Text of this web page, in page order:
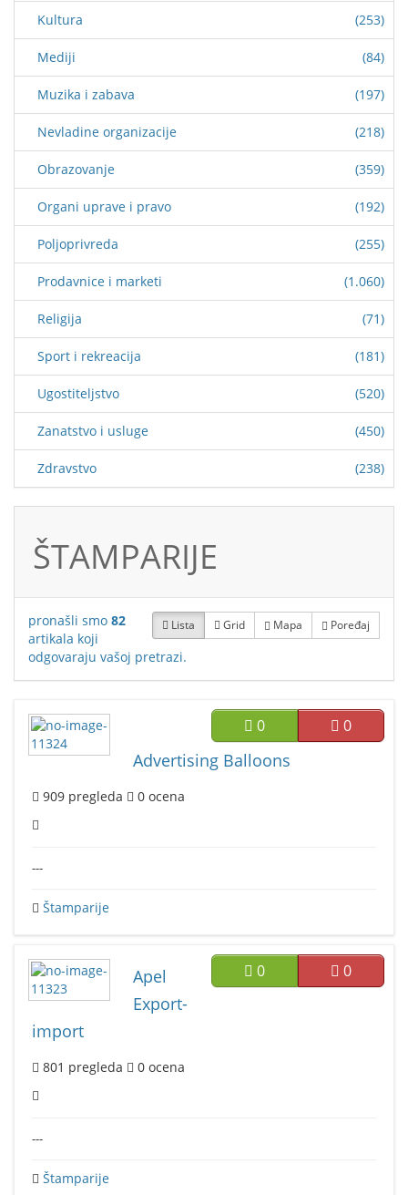
Kultura (253)
Mediji (84)
Muzika i zabava (197)
Nevladine organizacije (218)
Obrazovanje (359)
Organi uprave i pravo (192)
Poljoprivreda (255)
Prodavnice i marketi (1.060)
Religija (71)
Sport i rekreacija (181)
Ugostiteljstvo (520)
Zanatstvo i usluge (450)
Zdravstvo (238)
ŠTAMPARIJE
Lista Grid Mapa Poređaj
pronašli smo 82
artikala koji
odgovaraju vašoj pretrazi.
0 0
Advertising Balloons
909 pregleda 0 ocena
---
Štamparije
0 0
Apel
Export-
import
801 pregleda 0 ocena
---
Štamparije